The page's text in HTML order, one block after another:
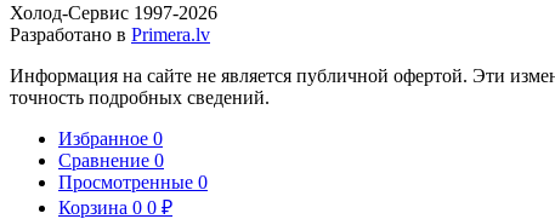
Холод-Сервис 1997-2026
Разработано в Primera.lv
Информация на сайте не является публичной офертой. Эти
точность подробных сведений.
Избранное 0
Сравнение 0
Просмотренные 0
Корзина 0 0 ₽